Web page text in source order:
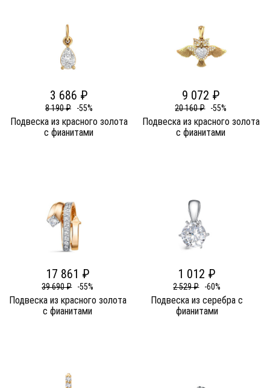
3 686 ₽
8 190 ₽ -55%
Подвеска из красного золота
c фианитами
9 072 ₽
20 160 ₽ -55%
Подвеска из красного золота
c фианитами
17 861 ₽
39 690 ₽ -55%
Подвеска из красного золота
c фианитами
1 012 ₽
2 529 ₽ -60%
Подвеска из серебра c
фианитами